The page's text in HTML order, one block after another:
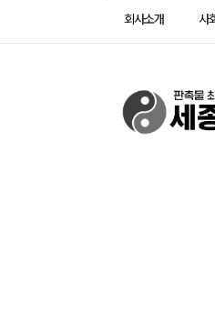
회사소개 사